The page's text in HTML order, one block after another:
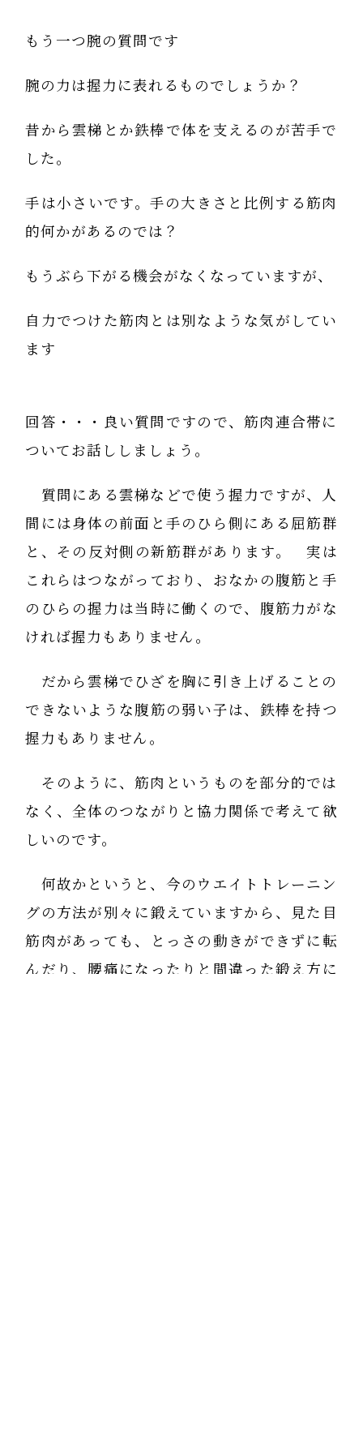
もう一つ腕の質問です
腕の力は握力に表れるものでしょうか？
昔から雲梯とか鉄棒で体を支えるのが苦手で
した。
手は小さいです。手の大きさと比例する筋肉
的何かがあるのでは？
もうぶら下がる機会がなくなっていますが、
自力でつけた筋肉とは別なような気がしてい
ます
回答・・・良い質問ですので、筋肉連合帯に
ついてお話ししましょう。
質問にある雲梯などで使う握力ですが、人
間には身体の前面と手のひら側にある屈筋群
と、その反対側の新筋群があります。 実は
これらはつながっており、おなかの腹筋と手
のひらの握力は当時に働くので、腹筋力がな
ければ握力もありません。
だから雲梯でひざを胸に引き上げることの
できないような腹筋の弱い子は、鉄棒を持つ
握力もありません。
そのように、筋肉というものを部分的では
なく、全体のつながりと協力関係で考えて欲
しいのです。
何故かというと、今のウエイトトレーニン
グの方法が別々に鍛えていますから、見た目
筋肉があっても、とっさの動きができずに転
んだり、腰痛になったりと間違った鍛え方に